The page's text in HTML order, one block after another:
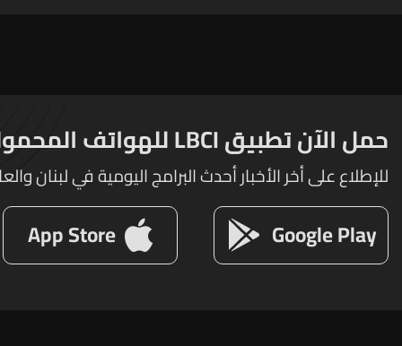
حمل الآن تطبيق LBCI للهواتف المحمولة
للإطلاع على أخر الأخبار أحدث البرامج اليومية في لبنان
Google Play
App Store